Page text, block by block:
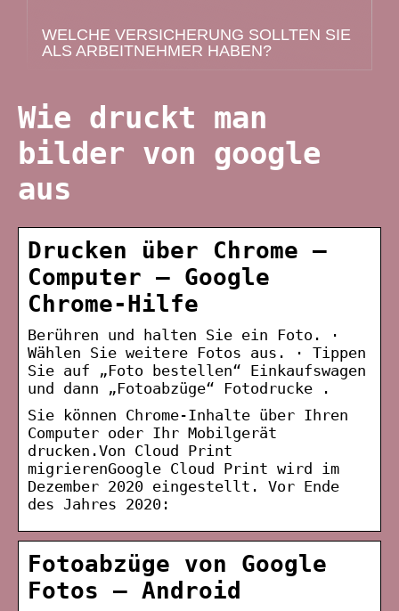
WELCHE VERSICHERUNG SOLLTEN SIE
ALS ARBEITNEHMER HABEN?
Wie druckt man
bilder von google
aus
Drucken über Chrome –
Computer – Google
Chrome-Hilfe
Berühren und halten Sie ein Foto. ·
Wählen Sie weitere Fotos aus. · Tippen
Sie auf „Foto bestellen“ Einkaufswagen
und dann „Fotoabzüge“ Fotodrucke .
Sie können Chrome-Inhalte über Ihren
Computer oder Ihr Mobilgerät
drucken.Von Cloud Print
migrierenGoogle Cloud Print wird im
Dezember 2020 eingestellt. Vor Ende
des Jahres 2020:
Fotoabzüge von Google
Fotos – Android